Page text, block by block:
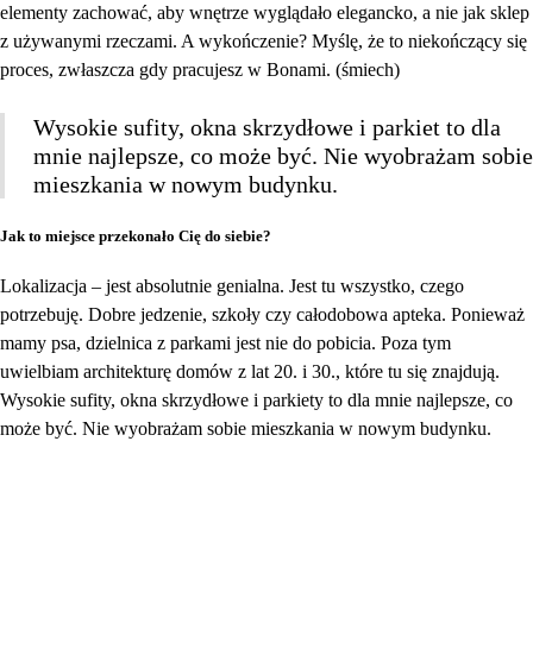
elementy zachować, aby wnętrze wyglądało elegancko, a nie jak sklep
z używanymi rzeczami. A wykończenie? Myślę, że to niekończący się
proces, zwłaszcza gdy pracujesz w Bonami. (śmiech)
Wysokie sufity, okna skrzydłowe i parkiet to dla
mnie najlepsze, co może być. Nie wyobrażam sobie
mieszkania w nowym budynku.
Jak to miejsce przekonało Cię do siebie?
Lokalizacja – jest absolutnie genialna. Jest tu wszystko, czego
potrzebuję. Dobre jedzenie, szkoły czy całodobowa apteka. Ponieważ
mamy psa, dzielnica z parkami jest nie do pobicia. Poza tym
uwielbiam architekturę domów z lat 20. i 30., które tu się znajdują.
Wysokie sufity, okna skrzydłowe i parkiety to dla mnie najlepsze, co
może być. Nie wyobrażam sobie mieszkania w nowym budynku.